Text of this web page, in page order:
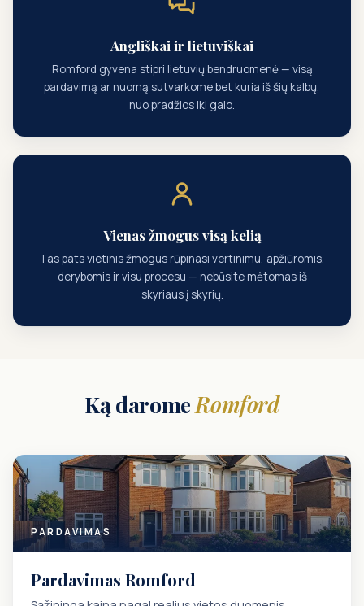
Angliškai ir lietuviškai
Romford gyvena stipri lietuvių bendruomenė — visą
pardavimą ar nuomą sutvarkome bet kuria iš šių kalbų,
nuo pradžios iki galo.
Vienas žmogus visą kelią
Tas pats vietinis žmogus rūpinasi vertinimu, apžiūromis,
derybomis ir visu procesu — nebūsite mėtomas iš
skyriaus į skyrių.
Ką daromeRomford
PARDAVIMAS
Pardavimas Romford